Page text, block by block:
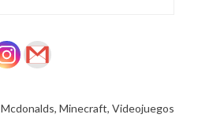
Mcdonalds, Minecraft, Videojuegos